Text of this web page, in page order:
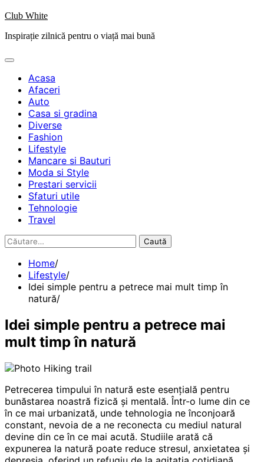
Skip
content
Club White
Inspirație zilnică pentru o viață mai bună
Acasa
Afaceri
Auto
Casa si gradina
Diverse
Fashion
Lifestyle
Mancare si Bauturi
Moda si Style
Prestari servicii
Sfaturi utile
Tehnologie
Travel
Caută
Home
Lifestyle
Idei simple pentru a petrece mai mult timp în
natură
Idei simple pentru a petrece mai
mult timp în natură
Petrecerea timpului în natură este esențială pentru
bunăstarea noastră fizică și mentală. Într-o lume din ce
în ce mai urbanizată, unde tehnologia ne înconjoară
constant, nevoia de a ne reconecta cu mediul natural
devine din ce în ce mai acută. Studiile arată că
expunerea la natură poate reduce stresul, anxietatea și